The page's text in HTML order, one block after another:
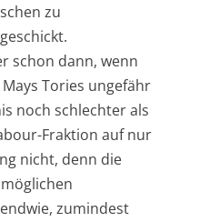
zu
schon dann, wenn
Tories ungefähr
noch schlechter als
Fraktion auf nur
nicht, denn die
zumindest